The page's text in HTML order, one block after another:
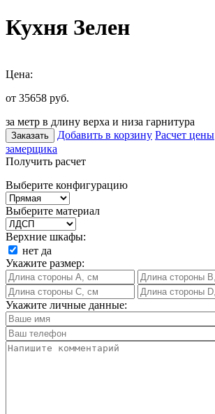
Кухня Зелен
Цена:
от 35658 руб.
за метр в длину верха и низа гарнитура
Заказать Добавить в корзину Расчет цены
замерщика
Получить расчет
Выберите конфигурацию
Выберите материал
Верхние шкафы:
нет да
Укажите размер:
Укажите личные данные: